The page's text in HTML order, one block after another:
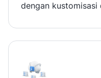
dengan kustomisasi